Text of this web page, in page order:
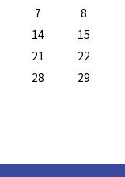
7
8
14
15
21
22
28
29